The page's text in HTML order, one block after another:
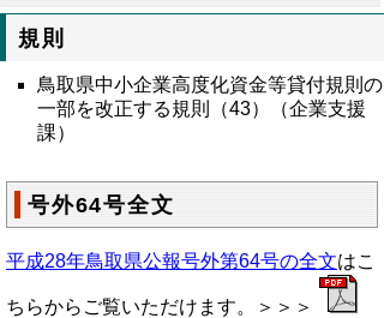
規則
鳥取県中小企業高度化資金等貸付規則の
一部を改正する規則（43）（企業支援
課）
号外64号全文
平成28年鳥取県公報号外第64号の全文はこ
ちらからご覧いただけます。＞＞＞